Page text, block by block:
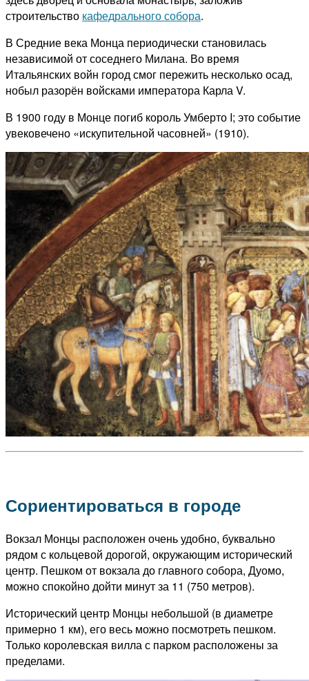
строительство кафедрального собора.
В Средние века Монца периодически становилась
независимой от соседнего Милана. Во время
Итальянских войн город смог пережить несколько осад,
нобыл разорён войсками императора Карла V.
В 1900 году в Монце погиб король Умберто I; это событие
увековечено «искупительной часовней» (1910).
Сориентироваться в городе
Вокзал Монцы расположен очень удобно, буквально
рядом с кольцевой дорогой, окружающим исторический
центр. Пешком от вокзала до главного собора, Дуомо,
можно спокойно дойти минут за 11 (750 метров).
Исторический центр Монцы небольшой (в диаметре
примерно 1 км), его весь можно посмотреть пешком.
Только королевская вилла с парком расположены за
пределами.